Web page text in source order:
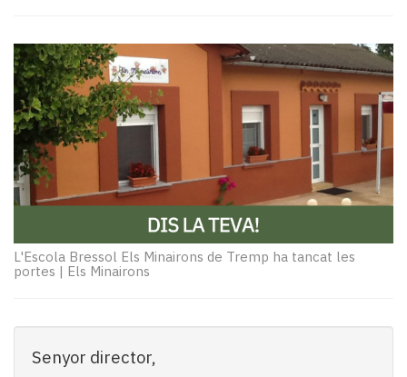
i
mitjans
El
temps
Reportatges
Entrevistes
Enquestes
A
Dis
la
teva!
La
del
L'Escola Bressol Els Minairons de Tremp ha tancat les
portes | Els Minairons
Senyor director,